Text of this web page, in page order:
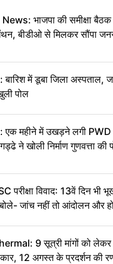
भाजपा की समीक्षा
बीडीओ से मिलकर सौंपा
में डूबा जिला अस्पताल,
पोल
एक महीने में उखड़ने लगी
ने खोली निर्माण गुणवत्ता की
परीक्षा विवाद: 13वें दिन भी
बोले- जांच नहीं तो आंदोलन और
9 सूत्री मांगों को लेकर
12 अगस्त के प्रदर्शन की